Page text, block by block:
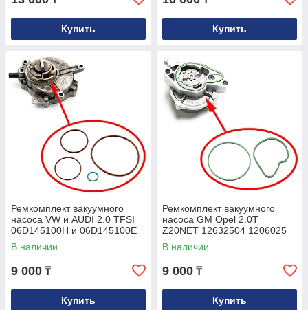
Купить Купить
Ремкомплект вакуумного
насоса VW и AUDI 2.0 TFSI
06D145100H и 06D145100E
В наличии
9 000 ₸
Купить
Ремкомплект вакуумного
насоса GM Opel 2.0T
Z20NET 12632504 1206025
В наличии
9 000 ₸
Купить